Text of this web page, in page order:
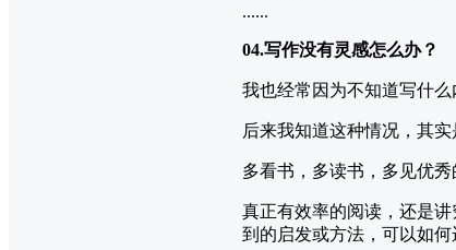
......
04.写作没有灵感怎么办？
我也经常因为不知道写什
后来我知道这种情况，其
多看书，多读书，多见优
真正有效率的阅读，还是
到的启发或方法，可以如